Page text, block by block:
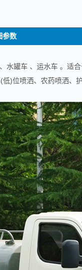
参数
水罐车 、运水车 。适
)位喷洒、农药喷洒、